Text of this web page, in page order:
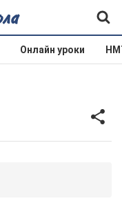
Онлайн уроки